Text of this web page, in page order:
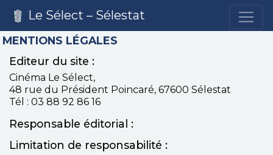
Le Sélect – Sélestat
MENTIONS LÉGALES
Editeur du site :
Cinéma Le Sélect,
48 rue du Président Poincaré, 67600 Sélestat
Tél : 03 88 92 86 16
Responsable éditorial :
Limitation de responsabilité :